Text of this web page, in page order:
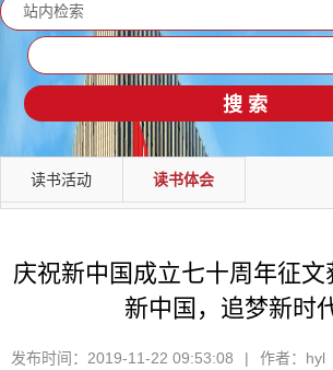
站内检索
馆藏检索
站内检索
读书活动 读书体会
庆祝新中国成立七十周年征文
新中国，追梦新时
发布时间： 2019-11-22 09:53:08 | 作者： hyl